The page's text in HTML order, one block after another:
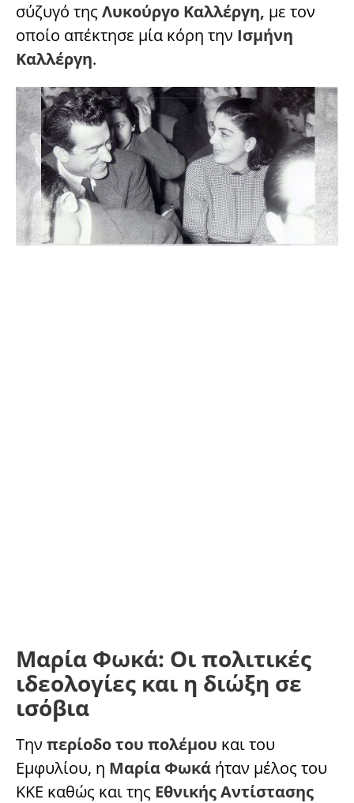
σύζυγό της Λυκούργο Καλλέργη, με τον
οποίο απέκτησε μία κόρη την Ισμήνη
Καλλέργη.
Μαρία Φωκά: Οι πολιτικές
ιδεολογίες και η διώξη σε
ισόβια
Την περίοδο του πολέμου και του
Εμφυλίου, η Μαρία Φωκά ήταν μέλος του
ΚΚΕ καθώς και της Εθνικής Αντίστασης